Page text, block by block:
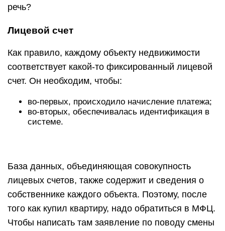
речь?
Лицевой счет
Как правило, каждому объекту недвижимости
соответствует какой-то фиксированный лицевой
счет. Он необходим, чтобы:
во-первых, происходило начисление платежа;
во-вторых, обеспечивалась идентификация в
системе.
База данных, объединяющая совокупность
лицевых счетов, также содержит и сведения о
собственнике каждого объекта. Поэтому, после
того как купил квартиру, надо обратиться в МФЦ.
Чтобы написать там заявление по поводу смены